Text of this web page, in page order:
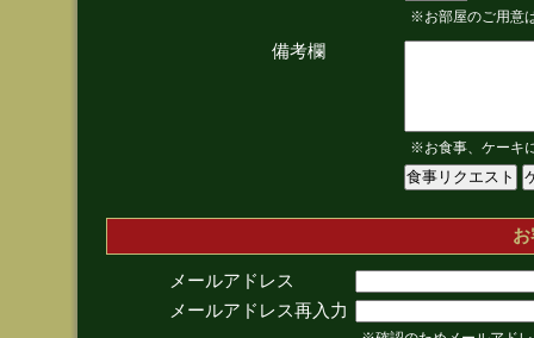
※お部屋のご用意
備考欄
※お食事、ケーキ
メールアドレス
メールアドレス再入力